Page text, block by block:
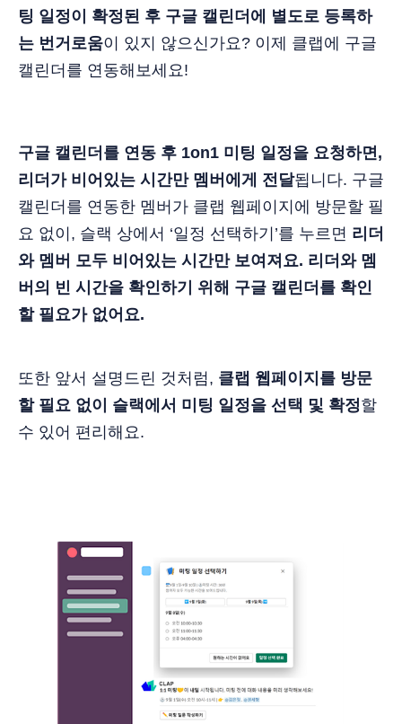
팅 일정이 확정된 후 구글 캘린더에 별도로 등록하
는 번거로움이 있지 않으신가요? 이제 클랩에 구글
캘린더를 연동해보세요!
구글 캘린더를 연동 후 1on1 미팅 일정을 요청하면,
리더가 비어있는 시간만 멤버에게 전달됩니다. 구글
캘린더를 연동한 멤버가 클랩 웹페이지에 방문할 필
요 없이, 슬랙 상에서 ‘일정 선택하기’를 누르면 리더
와 멤버 모두 비어있는 시간만 보여져요. 리더와 멤
버의 빈 시간을 확인하기 위해 구글 캘린더를 확인
할 필요가 없어요.
또한 앞서 설명드린 것처럼, 클랩 웹페이지를 방문
할 필요 없이 슬랙에서 미팅 일정을 선택 및 확정할
수 있어 편리해요.